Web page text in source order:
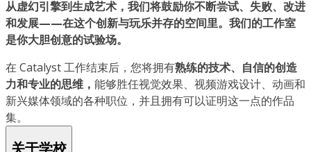
从虚幻引擎到生成艺术，我们将鼓励你不断尝试、失败、改进
和发展——在这个创新与玩乐并存的空间里。我们的工作室
是你大胆创意的试验场。
在 Catalyst 工作结束后，您将拥有熟练的技术、自信的创造
力和专业的思维， 能够胜任视觉效果、视频游戏设计、动画和
新兴媒体领域的各种职位，并且拥有可以证明这一点的作品
集。
关于学校